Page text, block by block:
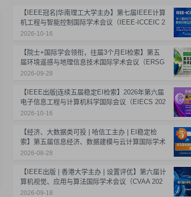
【IEEE冠名|华南理工大学主办】第七届IEEE计算
机工程与智能控制国际学术会议（IEEE-ICCEIC 2
026）
2026-10-16
【院士+国际学会领衔，往届3个月EI检索】第五
届环境遥感与地理信息技术国际学术会议（ERSG
IT 2026）
2026-09-28
【IEEE出版|连续五届稳定EI检索】2026年第六届
电子信息工程与计算机科学国际会议（EIECS 202
6）
2026-10-16
【经济、大数据类可投 | 哈信工主办 | EI稳定检
索】第五届信息经济、数据建模与云计算国际学术
会议（ICIDC 2026）
2026-08-28
【IEEE出版 | 香港大学主办 | 设置评优】第六届计
算机视觉、应用与算法国际学术会议（CVAA 202
6）
2026-09-18